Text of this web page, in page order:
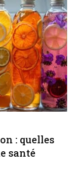
: quelles
santé